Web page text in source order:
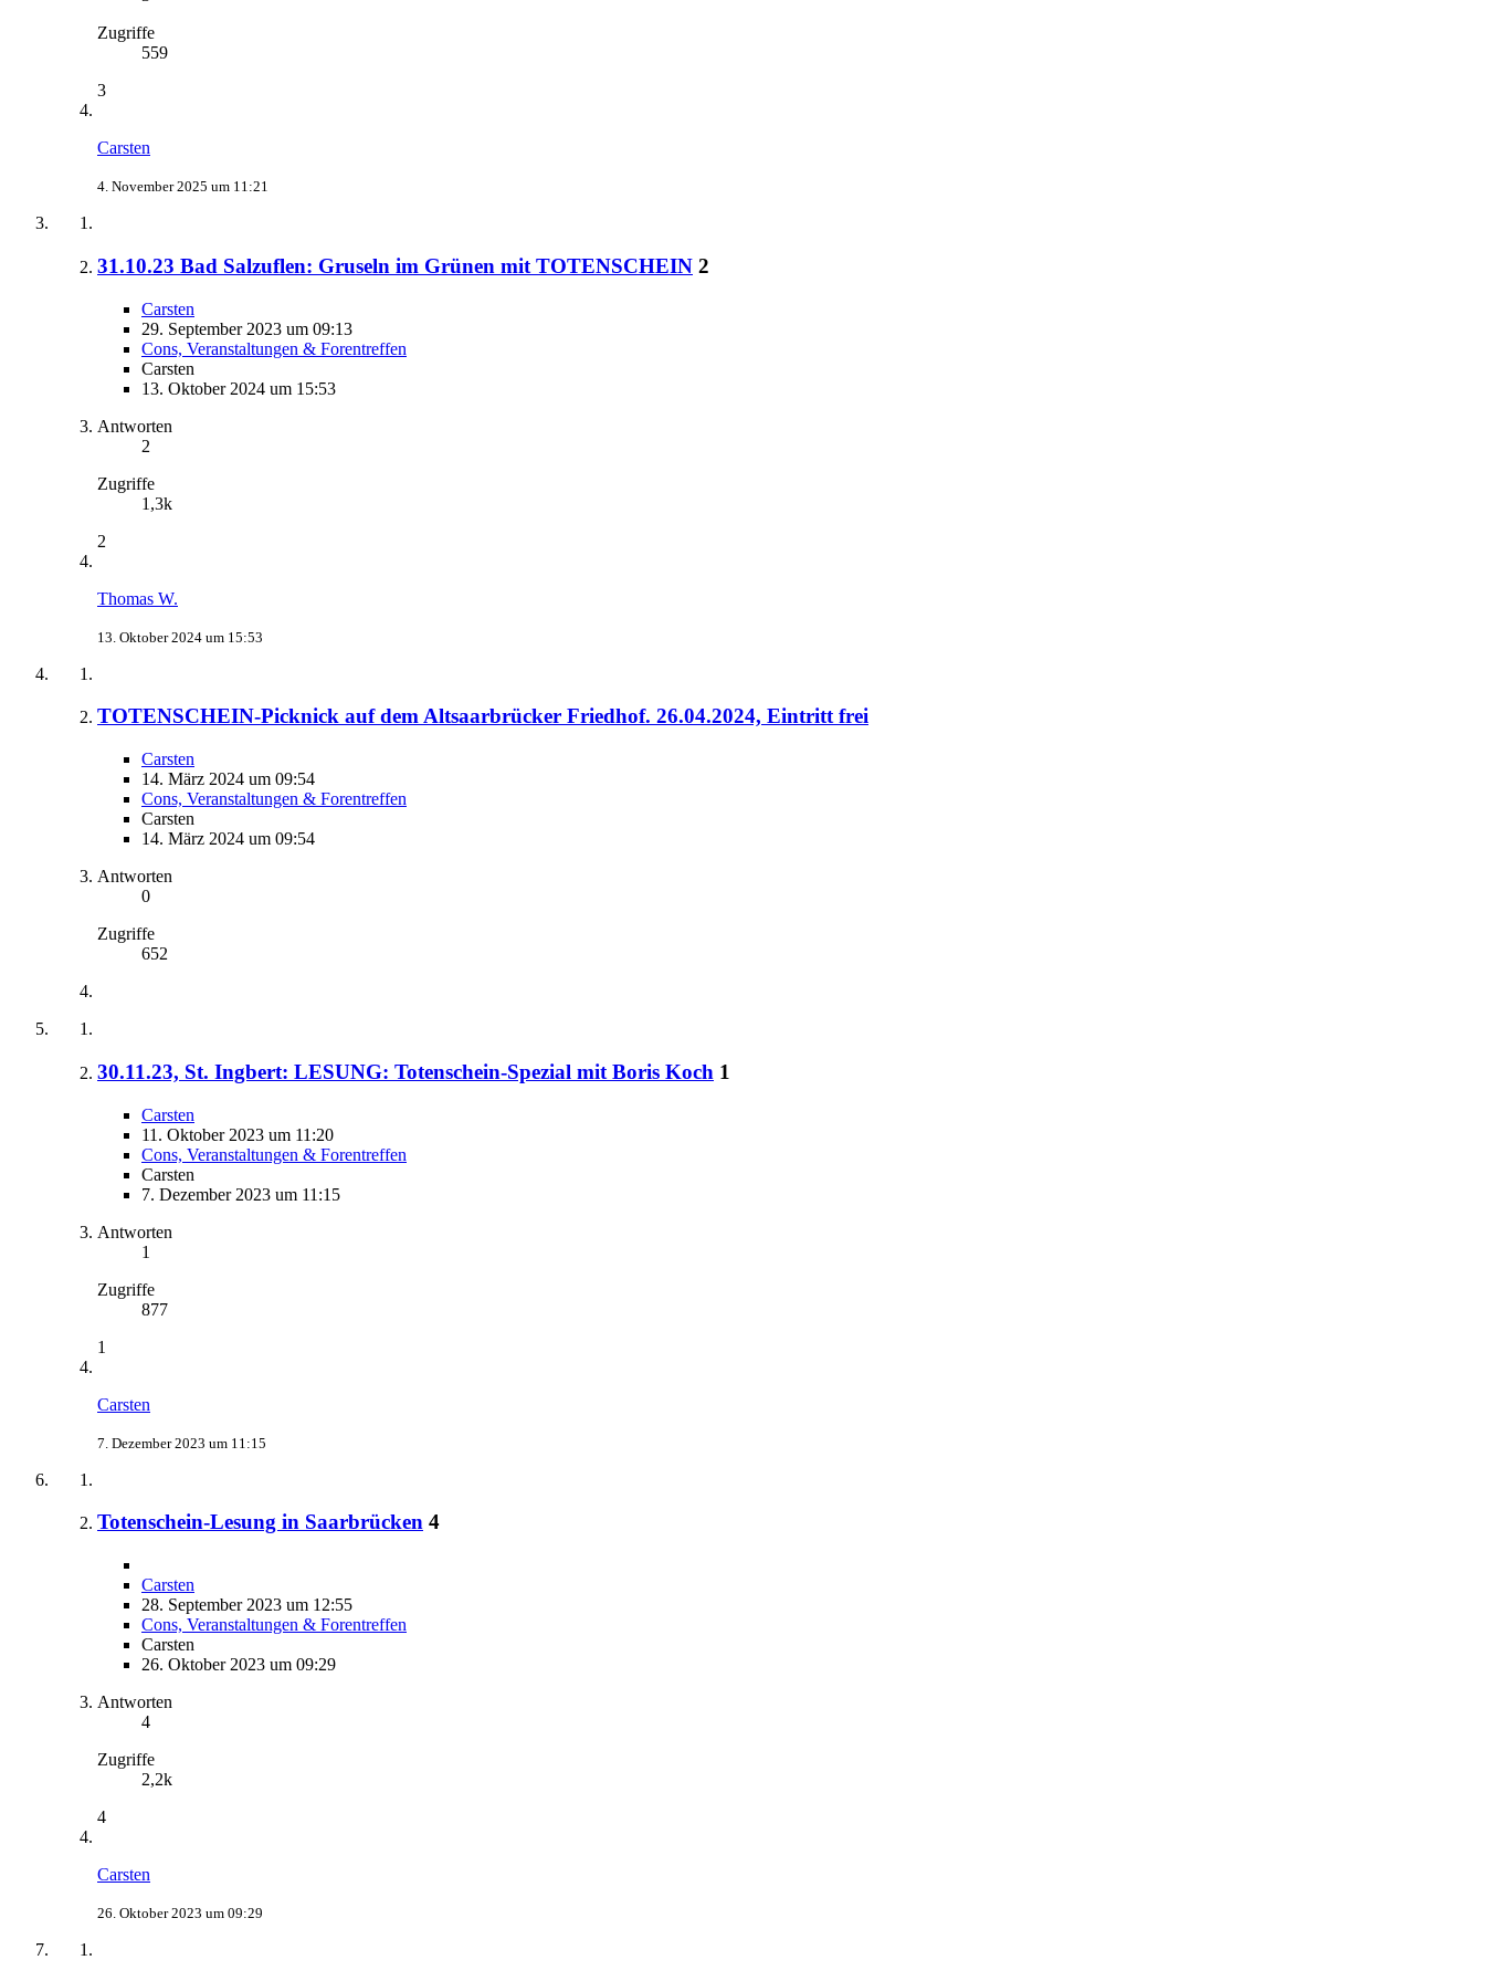
Zugriffe
559
3
Carsten
4. November 2025 um 11:21
31.10.23 Bad Salzuflen: Gruseln im Grünen mit TOTENSCHEIN 2
Carsten
29. September 2023 um 09:13
Cons, Veranstaltungen & Forentreffen
Carsten
13. Oktober 2024 um 15:53
Antworten
2
Zugriffe
1,3k
2
Thomas W.
13. Oktober 2024 um 15:53
TOTENSCHEIN-Picknick auf dem Altsaarbrücker Friedhof. 26.04.2024, Eintritt frei
Carsten
14. März 2024 um 09:54
Cons, Veranstaltungen & Forentreffen
Carsten
14. März 2024 um 09:54
Antworten
0
Zugriffe
652
30.11.23, St. Ingbert: LESUNG: Totenschein-Spezial mit Boris Koch 1
Carsten
11. Oktober 2023 um 11:20
Cons, Veranstaltungen & Forentreffen
Carsten
7. Dezember 2023 um 11:15
Antworten
1
Zugriffe
877
1
Carsten
7. Dezember 2023 um 11:15
Totenschein-Lesung in Saarbrücken 4
Carsten
28. September 2023 um 12:55
Cons, Veranstaltungen & Forentreffen
Carsten
26. Oktober 2023 um 09:29
Antworten
4
Zugriffe
2,2k
4
Carsten
26. Oktober 2023 um 09:29